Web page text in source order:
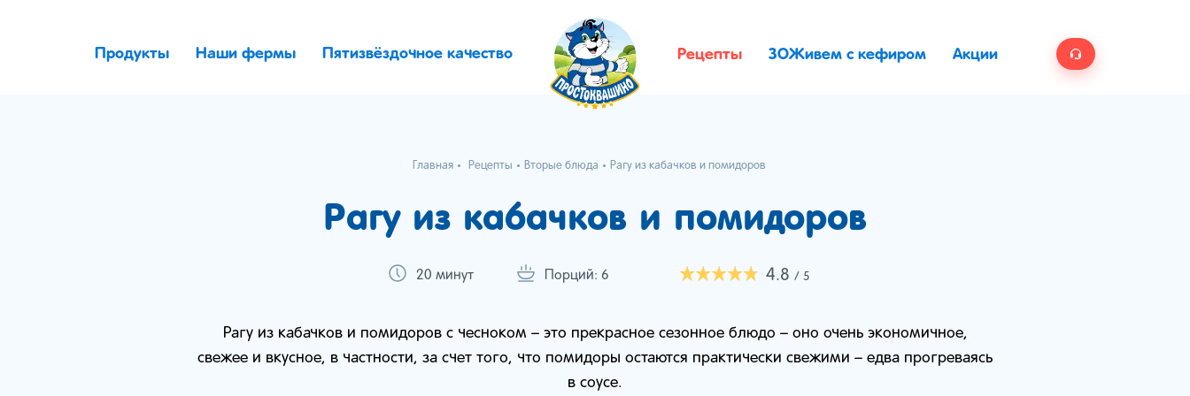
Продукты Наши фермы Пятизвёздочное качество Рецепты ЗОЖивем с кефиром Акции
Главная Рецепты Вторые блюда Рагу из кабачков и помидоров
Рагу из кабачков и помидоров
20 минут Порций: 6 4.8 / 5
Рагу из кабачков и помидоров с чесноком – это прекрасное сезонное блюдо – оно очень экономичное,
свежее и вкусное, в частности, за счет того, что помидоры остаются практически свежими – едва прогреваясь
в соусе.